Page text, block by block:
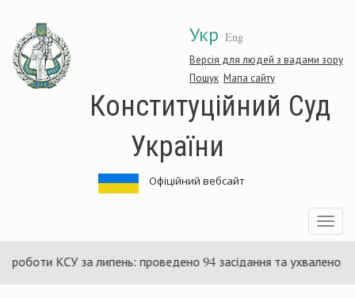
основного
матеріалу
Укр Eng
Версія для людей з вадами зору
Пошук Мапа сайту
Конституційний Суд
України
Офіційний вебсайт
Toggle
КСУ за липень: проведено 94 засідання та ухвалено 85